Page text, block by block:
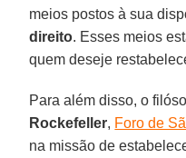
meios postos à sua
direito. Esses meios
quem deseje
Para além disso, o
Rockefeller, Foro de
na missão de